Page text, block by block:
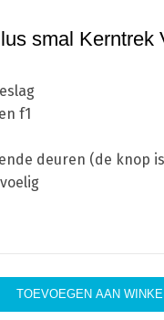
smal
f1
deuren (de knop
Plus smal
TOEVOEGEN AAN